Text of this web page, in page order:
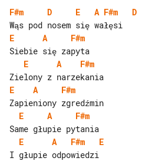
F#m D E A F#m
D
E
A
F#m
E
A
F#m
E
A
F#m
E
A
F#m
E
A F#m
E